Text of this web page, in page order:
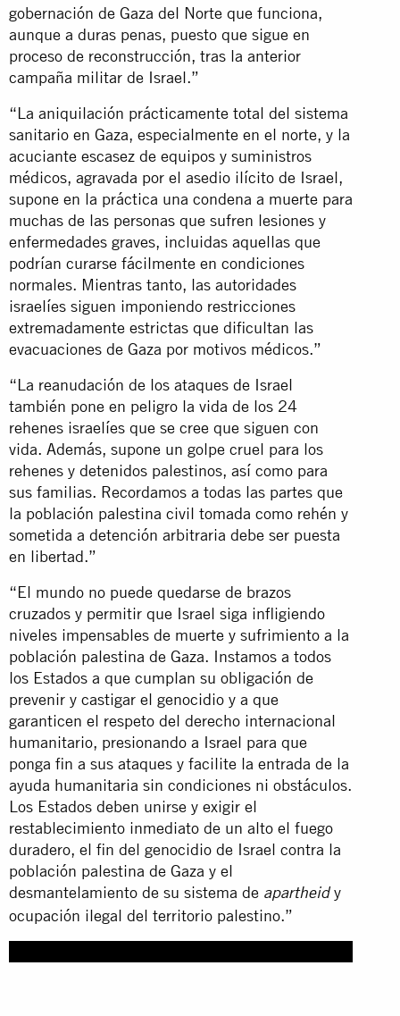
gobernación de Gaza del Norte que funciona,
aunque a duras penas, puesto que sigue en
proceso de reconstrucción, tras la anterior
campaña militar de Israel.”
“La aniquilación prácticamente total del sistema
sanitario en Gaza, especialmente en el norte, y la
acuciante escasez de equipos y suministros
médicos, agravada por el asedio ilícito de Israel,
supone en la práctica una condena a muerte para
muchas de las personas que sufren lesiones y
enfermedades graves, incluidas aquellas que
podrían curarse fácilmente en condiciones
normales. Mientras tanto, las autoridades
israelíes siguen imponiendo restricciones
extremadamente estrictas que dificultan las
evacuaciones de Gaza por motivos médicos.”
“La reanudación de los ataques de Israel
también pone en peligro la vida de los 24
rehenes israelíes que se cree que siguen con
vida. Además, supone un golpe cruel para los
rehenes y detenidos palestinos, así como para
sus familias. Recordamos a todas las partes que
la población palestina civil tomada como rehén y
sometida a detención arbitraria debe ser puesta
en libertad.”
“El mundo no puede quedarse de brazos
cruzados y permitir que Israel siga infligiendo
niveles impensables de muerte y sufrimiento a la
población palestina de Gaza. Instamos a todos
los Estados a que cumplan su obligación de
prevenir y castigar el genocidio y a que
garanticen el respeto del derecho internacional
humanitario, presionando a Israel para que
ponga fin a sus ataques y facilite la entrada de la
ayuda humanitaria sin condiciones ni obstáculos.
Los Estados deben unirse y exigir el
restablecimiento inmediato de un alto el fuego
duradero, el fin del genocidio de Israel contra la
población palestina de Gaza y el
desmantelamiento de su sistema de apartheidy
ocupación ilegal del territorio palestino.”